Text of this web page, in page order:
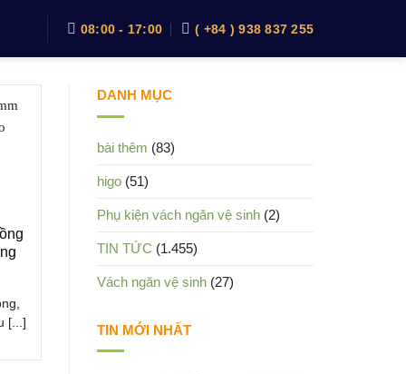
08:00 - 17:00 ( +84 ) 938 837 255
[...]
DANH MỤC
bài thêm (83)
higo (51)
Phụ kiện vách ngăn vệ sinh (2)
TIN TỨC (1.455)
Vách ngăn vệ sinh (27)
TIN MỚI NHẤT